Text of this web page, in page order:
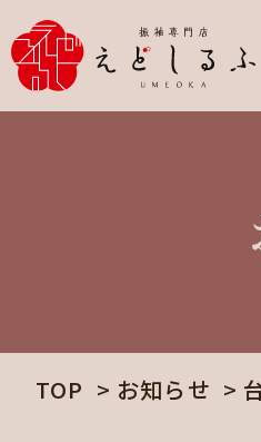
TOP お知らせ